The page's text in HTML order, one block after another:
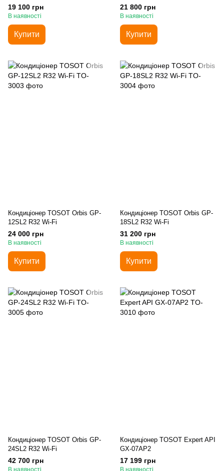
19 100 грн
В наявності
Купити
21 800 грн
В наявності
Купити
Кондиціонер TOSOT Orbis GP-
12SL2 R32 Wi-Fi
24 000 грн
В наявності
Купити
Кондиціонер TOSOT Orbis GP-
18SL2 R32 Wi-Fi
31 200 грн
В наявності
Купити
Кондиціонер TOSOT Orbis GP-
24SL2 R32 Wi-Fi
42 700 грн
Кондиціонер TOSOT Expert API
GX-07AP2
17 199 грн